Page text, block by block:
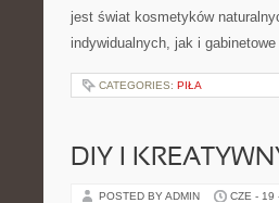
jest świat kosmetyków
indywidualnych, jak i
CATEGORIES: PIŁA
DIY I
POSTED BY ADMIN CZE - 19